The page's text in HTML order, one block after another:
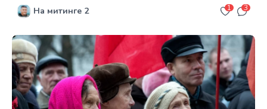
На митинге 2 1 3